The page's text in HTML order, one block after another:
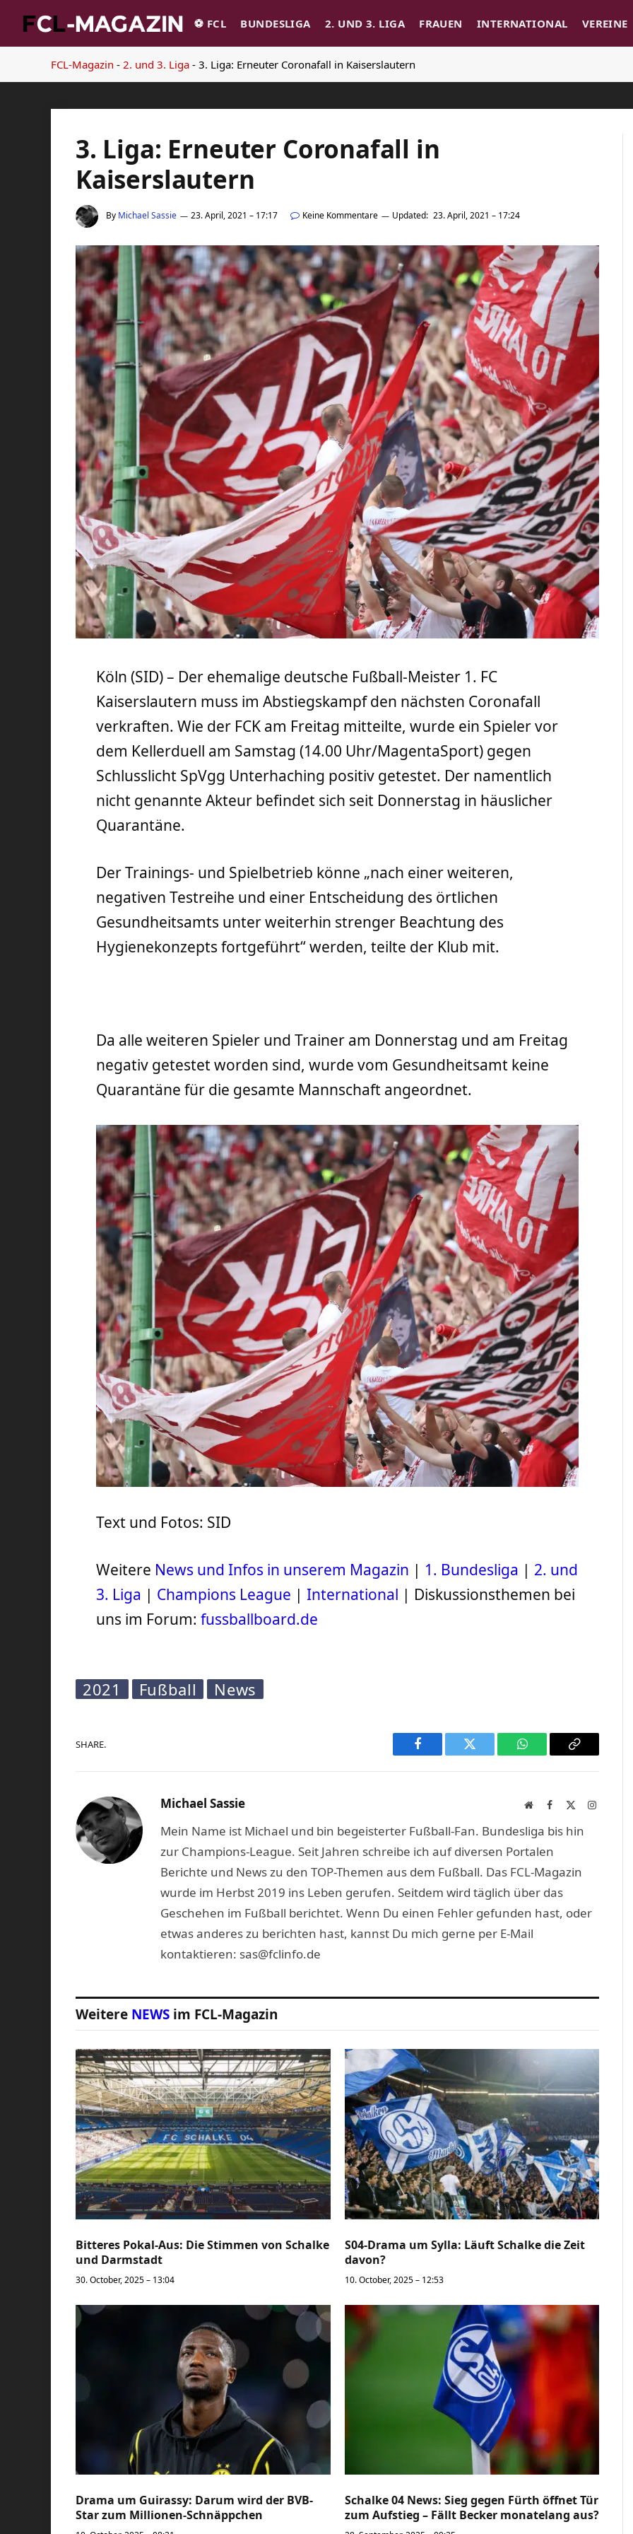
⚽️ FCL BUNDESLIGA 2. UND 3. LIGA FRAUEN INTERNATIONAL VEREINE
FCL-Magazin - 2. und 3. Liga - 3. Liga: Erneuter Coronafall in Kaiserslautern
3. Liga: Erneuter Coronafall in
Kaiserslautern
By Michael Sassie 23. April, 2021 – 17:17 Keine Kommentare Updated: 23. April, 2021 – 17:24
Köln (SID) – Der ehemalige deutsche Fußball-Meister 1. FC
Kaiserslautern muss im Abstiegskampf den nächsten Coronafall
verkraften. Wie der FCK am Freitag mitteilte, wurde ein Spieler vor
dem Kellerduell am Samstag (14.00 Uhr/MagentaSport) gegen
Schlusslicht SpVgg Unterhaching positiv getestet. Der namentlich
nicht genannte Akteur befindet sich seit Donnerstag in häuslicher
Quarantäne.
Der Trainings- und Spielbetrieb könne „nach einer weiteren,
negativen Testreihe und einer Entscheidung des örtlichen
Gesundheitsamts unter weiterhin strenger Beachtung des
Hygienekonzepts fortgeführt“ werden, teilte der Klub mit.
Da alle weiteren Spieler und Trainer am Donnerstag und am Freitag
negativ getestet worden sind, wurde vom Gesundheitsamt keine
Quarantäne für die gesamte Mannschaft angeordnet.
Text und Fotos: SID
Weitere News und Infos in unserem Magazin | 1. Bundesliga | 2. und
3. Liga | Champions League |International | Diskussionsthemen bei
uns im Forum:fussballboard.de
2021 Fußball News
SHARE.
Facebook Twitter WhatsAppCopy
Michael Sassie WebsiteFacebook
Mein Name ist Michael und bin begeisterter Fußball-Fan. Bundesliga bis hin
zur Champions-League. Seit Jahren schreibe ich auf diversen Portalen
Berichte und News zu den TOP-Themen aus dem Fußball. Das FCL-Magazin
wurde im Herbst 2019 ins Leben gerufen. Seitdem wird täglich über das
Geschehen im Fußball berichtet. Wenn Du einen Fehler gefunden hast, oder
etwas anderes zu berichten hast, kannst Du mich gerne per E-Mail
kontaktieren: sas@fclinfo.de
Weitere NEWS im FCL-Magazin
Bitteres Pokal-Aus: Die Stimmen von Schalke
und Darmstadt
30. October, 2025 – 13:04
S04-Drama um Sylla: Läuft Schalke die Zeit
davon?
10. October, 2025 – 12:53
Drama um Guirassy: Darum wird der BVB-
Star zum Millionen-Schnäppchen
Schalke 04 News: Sieg gegen Fürth öffnet Tür
zum Aufstieg – Fällt Becker monatelang aus?